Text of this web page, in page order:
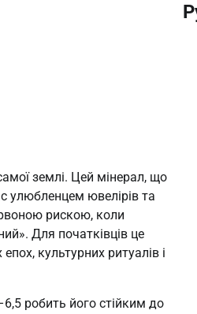
землі. Цей мінерал, що
улюбленцем ювелірів та
рискою, коли
Для початківців це
культурних ритуалів і
робить його стійким до